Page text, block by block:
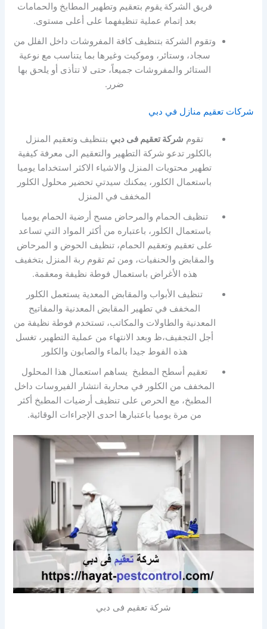
فريق الشركة يقوم بتعقيم وتطهير المطابخ والحمامات
بعد إتمام عملية تنظيفهما على أعلى مستوى.
وتقوم الشركة بتنظيف كافة المفروشات داخل الفلل من
سجاد، وستائر، وموكيت وغيرها بما يتناسب مع نوعية
الستائر والمفروشات جميعاً، حتى لا تتأذى أو يلحق بها
ضرر.
شركات تعقيم منازل في دبي
تقوم شركة تعقيم فى دبي بتنظيف وتعقيم المنزل
بالكلور تدعو شركة التطهير والتعقيم الى معرفة كيفية
تطهير محتويات المنزل والاشياء الاكثر استخداما يوميا
باستعمال الكلور، يمكنك سيدتي تحضير محلول الكلور
المخفف في المنزل
تنظيف الحمام والمرحاض مسح أرضية الحمام يوميا
باستعمال الكلور، باعتباره من أكثر المواد التي تساعد
على تعقيم وتعقيم الحمام، تنظيف الحوض و المرحاض
والمقابض والحنفيات، ومن ثم تقوم ربة المنزل بتخفيف
هذه الأغراض باستعمال فوطة نظيفة ومعقمة.
تنظيف الأبواب والمقابض المعدية يستعمل الكلور
المخفف في تطهير المقابض المعدنية والمفاتيح
المعدنية والطاولات والمكاتب، تستخدم فوطة نظيفة من
أجل التجفيف،ظ وبعد الانتهاء من عملية التطهير، تغسل
هذه الفوط جيدا بالماء والصابون والكلور
تعقيم أسطح المطبخ يساهم استعمال هذا المحلول
المخفف من الكلور في محاربة انتشار الفيروسات داخل
المطبخ، مع الحرص على تنظيف أرضيات المطبخ أكثر
من مرة يوميا باعتبارها احدى الإجراءات الوقائية.
شركة تعقيم فى دبي